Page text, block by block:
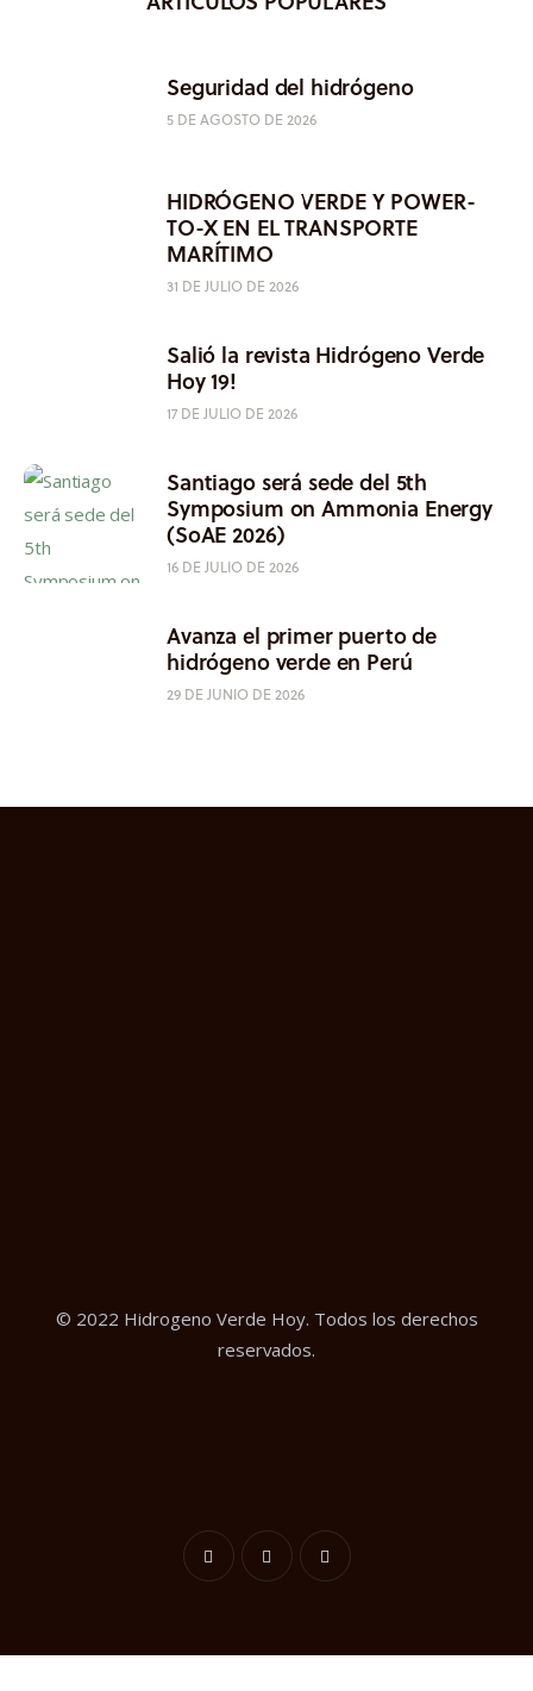
Seguridad del hidrógeno
5 DE AGOSTO DE 2026
HIDRÓGENO VERDE Y POWER-
TO-X EN EL TRANSPORTE
MARÍTIMO
31 DE JULIO DE 2026
Salió la revista Hidrógeno Verde
Hoy 19!
17 DE JULIO DE 2026
Santiago será sede del 5th
Symposium on Ammonia Energy
(SoAE 2026)
16 DE JULIO DE 2026
Avanza el primer puerto de
hidrógeno verde en Perú
29 DE JUNIO DE 2026
© 2022 Hidrogeno Verde Hoy. Todos los derechos
reservados.